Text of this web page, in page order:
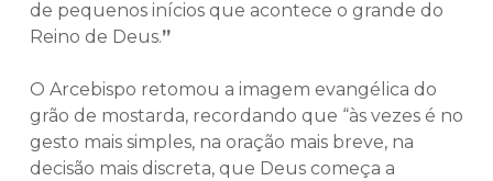
de pequenos inícios que acontece o grande do
Reino de Deus.”
O Arcebispo retomou a imagem evangélica do
grão de mostarda, recordando que “às vezes é no
gesto mais simples, na oração mais breve, na
decisão mais discreta, que Deus começa a